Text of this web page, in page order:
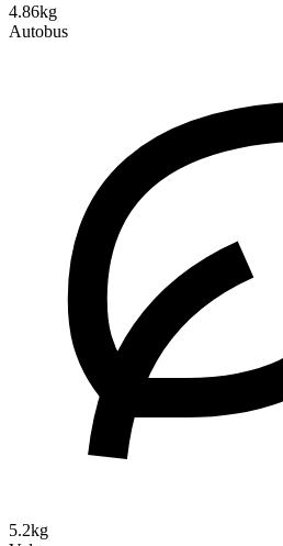
4.86kg
Autobus
5.2kg